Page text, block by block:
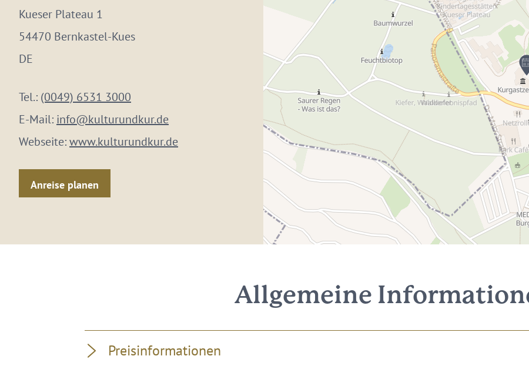
Kueser Plateau 1
54470 Bernkastel-Kues
DE
Tel.: (0049) 6531 3000
E-Mail: info@kulturundkur.de
Webseite:www.kulturundkur.de
Anreise planen
Allgemeine
Preisinformationen